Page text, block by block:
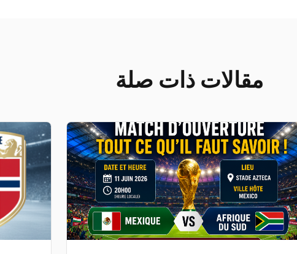
مقالات ذات صلة